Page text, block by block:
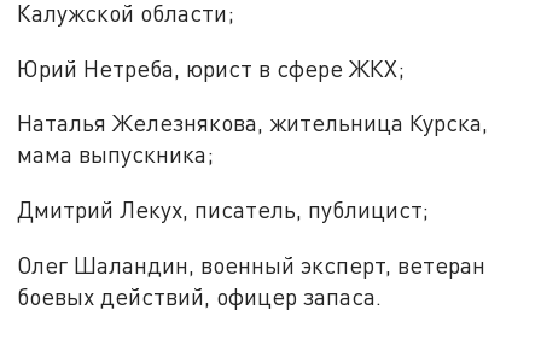
Калужской области;
Юрий Нетреба, юрист в сфере ЖКХ;
Наталья Железнякова, жительница Курска,
мама выпускника;
Дмитрий Лекух, писатель, публицист;
Олег Шаландин, военный эксперт, ветеран
боевых действий, офицер запаса.